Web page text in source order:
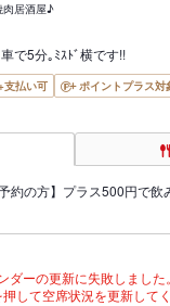
居酒屋♪
で5分｡ﾐｽﾄﾞ横です!!
支払い可 ポイントプラス対
約の方】プラス500円で飲
ダーの更新に失敗しました。
して空席状況を更新してく